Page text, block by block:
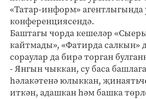
«Татар-информ» агентлыгында
конференциясендә.
Баштагы чорда кешеләр
кайтмады», «Фатирда салкын»
сораулар да бирә торган
- Янгын чыккан, су баса
һәлакәтенә юлыккан,
иткән, адашкан һәм башка